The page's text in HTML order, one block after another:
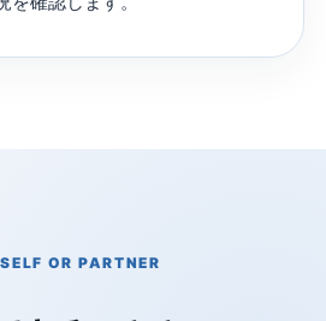
SELF OR PARTNER